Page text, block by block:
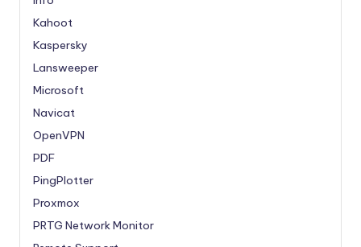
Kahoot
Kaspersky
Lansweeper
Microsoft
Navicat
OpenVPN
PDF
PingPlotter
Proxmox
PRTG Network Monitor